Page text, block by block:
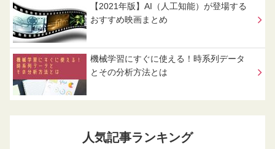
【2021年版】AI（人工知能）が登場する
おすすめ映画まとめ
機械学習にすぐに使える！時系列データ
とその分析方法とは
人気記事ランキング